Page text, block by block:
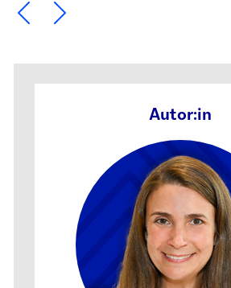
Ein Element zurück blättern
Ein Element weiter blättern
Autor:in